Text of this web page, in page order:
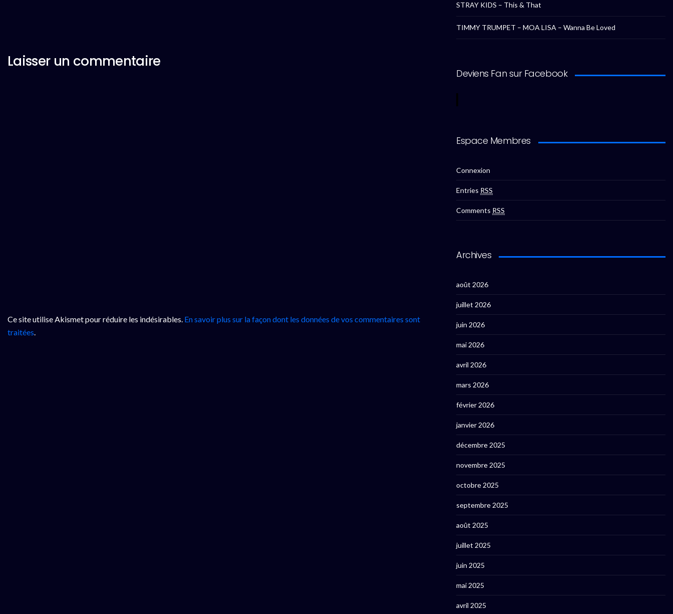
Laisser un commentaire
Ce site utilise Akismet pour réduire les indésirables. En savoir plus sur la façon dont les données de vos commentaires sont
traitées.
STRAY KIDS – This & That
TIMMY TRUMPET – MOA LISA – Wanna Be Loved
Deviens Fan sur Facebook
Espace Membres
Connexion
Entries RSS
Comments RSS
Archives
août 2026
juillet 2026
juin 2026
mai 2026
avril 2026
mars 2026
février 2026
janvier 2026
décembre 2025
novembre 2025
octobre 2025
septembre 2025
août 2025
juillet 2025
juin 2025
mai 2025
avril 2025